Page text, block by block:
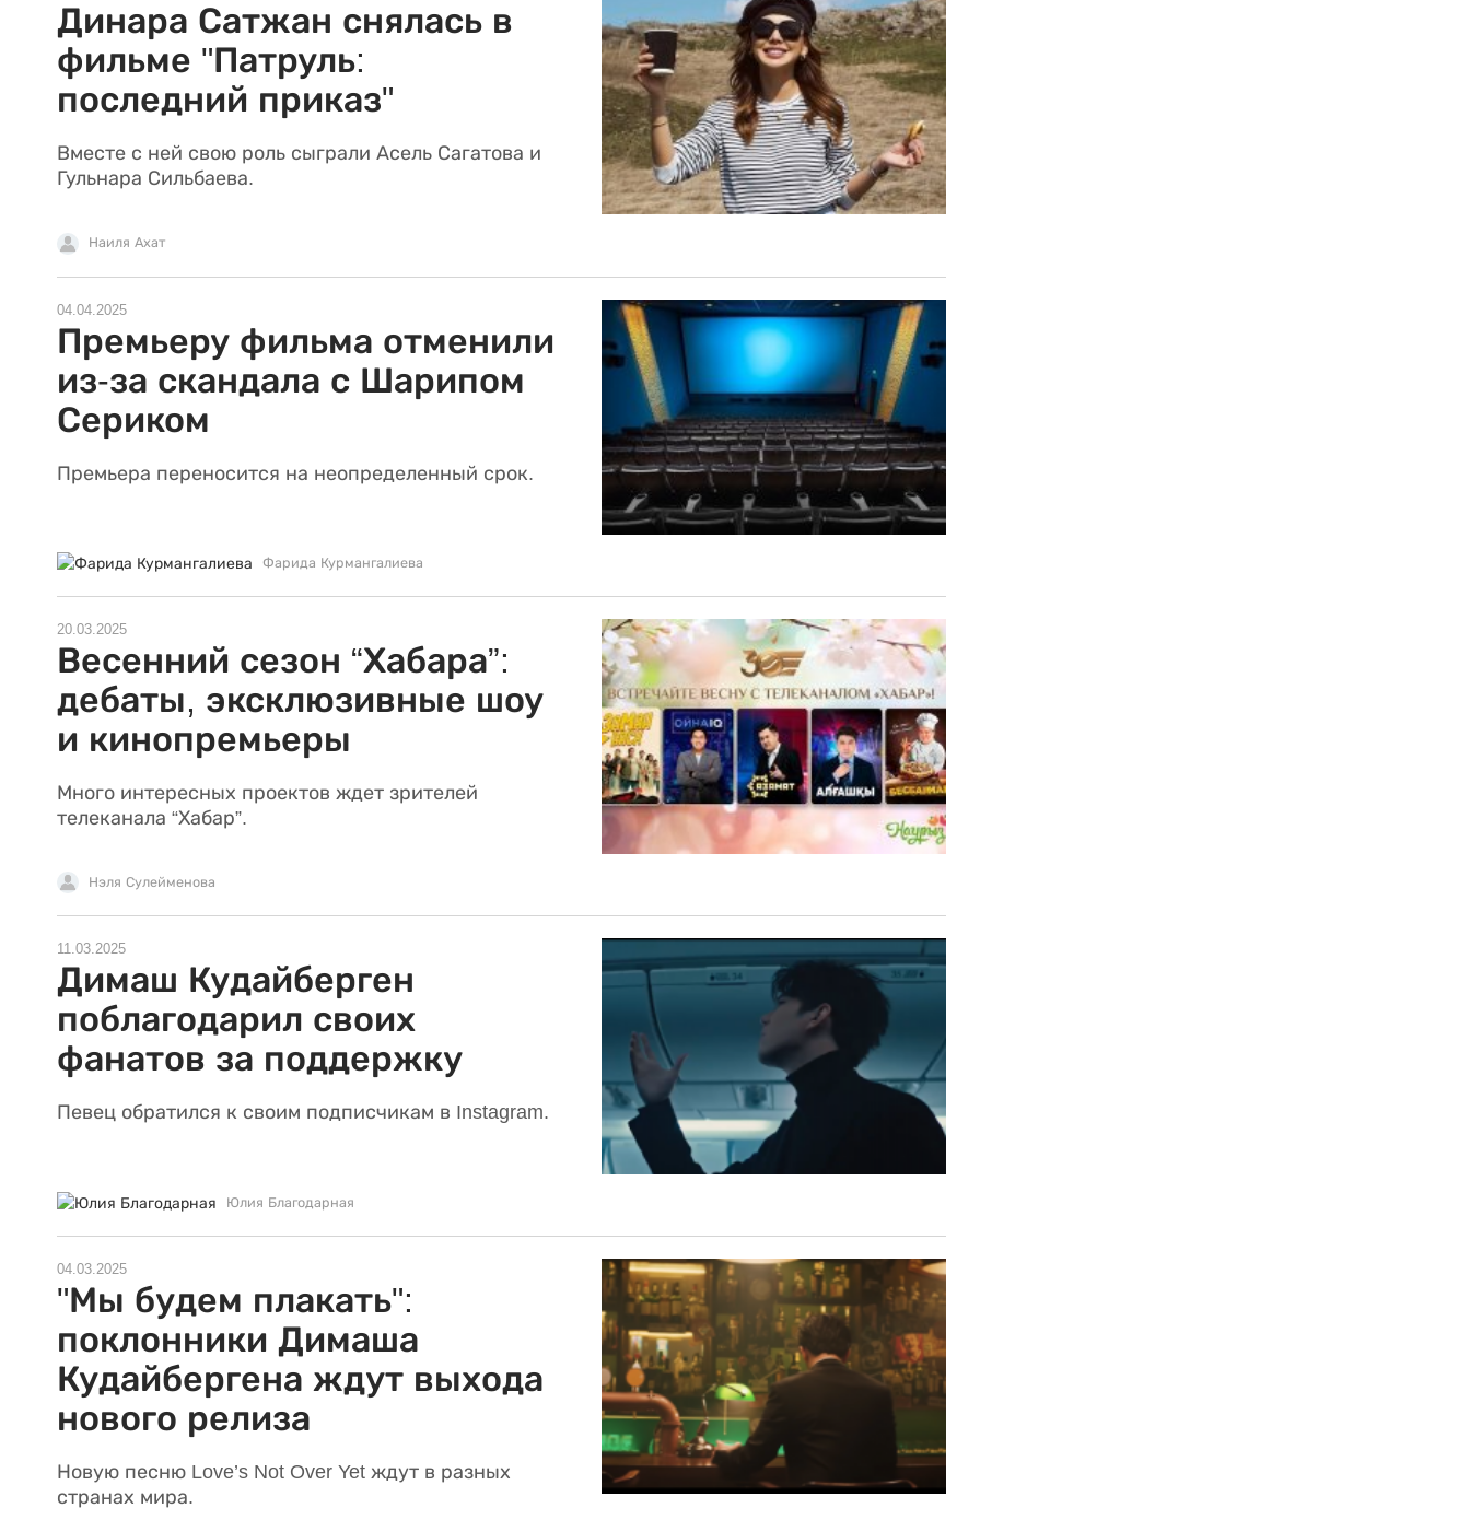
Динара Сатжан снялась в
фильме "Патруль:
последний приказ"
Вместе с ней свою роль сыграли Асель Сагатова и
Гульнара Сильбаева.
Наиля Ахат
04.04.2025
Премьеру фильма отменили
из-за скандала с Шарипом
Сериком
Премьера переносится на неопределенный срок.
Фарида Курмангалиева
20.03.2025
Весенний сезон “Хабара”:
дебаты, эксклюзивные шоу
и кинопремьеры
Много интересных проектов ждет зрителей
телеканала “Хабар”.
Нэля Сулейменова
11.03.2025
Димаш Кудайберген
поблагодарил своих
фанатов за поддержку
Певец обратился к своим подписчикам в Instagram.
Юлия Благодарная
04.03.2025
"Мы будем плакать":
поклонники Димаша
Кудайбергена ждут выхода
нового релиза
Новую песню Love’s Not Over Yet ждут в разных
странах мира.